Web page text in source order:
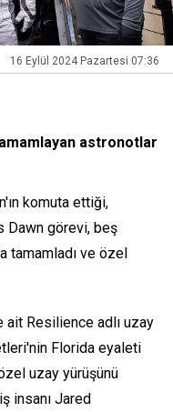
16 Eylül 2024 Pazartesi 07:36
astronotlar
komuta ettiği,
Dawn görevi, beş
tamamladı ve özel
ait Resilience adlı uzay
Florida eyaleti
uzay yürüşünü
insanı Jared